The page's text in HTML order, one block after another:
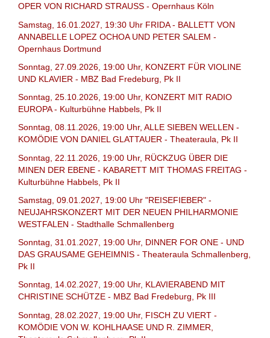
OPER VON RICHARD STRAUSS - Opernhaus Köln
Samstag, 16.01.2027, 19:30 Uhr FRIDA - BALLETT VON
ANNABELLE LOPEZ OCHOA UND PETER SALEM -
Opernhaus Dortmund
Sonntag, 27.09.2026, 19:00 Uhr, KONZERT FÜR VIOLINE
UND KLAVIER - MBZ Bad Fredeburg, Pk II
Sonntag, 25.10.2026, 19:00 Uhr, KONZERT MIT RADIO
EUROPA - Kulturbühne Habbels, Pk II
Sonntag, 08.11.2026, 19:00 Uhr, ALLE SIEBEN WELLEN -
KOMÖDIE VON DANIEL GLATTAUER - Theateraula, Pk II
Sonntag, 22.11.2026, 19:00 Uhr, RÜCKZUG ÜBER DIE
MINEN DER EBENE - KABARETT MIT THOMAS FREITAG -
Kulturbühne Habbels, Pk II
Samstag, 09.01.2027, 19:00 Uhr "REISEFIEBER" -
NEUJAHRSKONZERT MIT DER NEUEN PHILHARMONIE
WESTFALEN - Stadthalle Schmallenberg
Sonntag, 31.01.2027, 19:00 Uhr, DINNER FOR ONE - UND
DAS GRAUSAME GEHEIMNIS - Theateraula Schmallenberg,
Pk II
Sonntag, 14.02.2027, 19:00 Uhr, KLAVIERABEND MIT
CHRISTINE SCHÜTZE - MBZ Bad Fredeburg, Pk III
Sonntag, 28.02.2027, 19:00 Uhr, FISCH ZU VIERT -
KOMÖDIE VON W. KOHLHAASE UND R. ZIMMER,